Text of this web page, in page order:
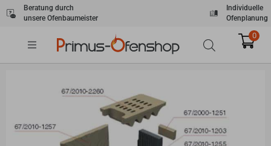
Zum
Inhalt
Beratung durch
unsere Ofenbaumeister
Individuelle
Ofenplanung
0